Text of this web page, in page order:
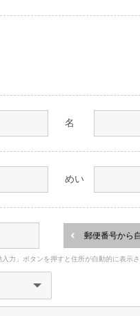
名
めい
郵便番号から
力」ボタンを押すと住所が自動的に表示